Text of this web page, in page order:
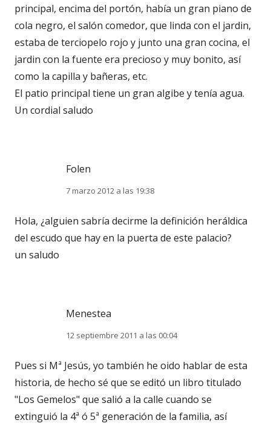
principal, encima del portón, había un gran piano de
cola negro, el salón comedor, que linda con el jardin,
estaba de terciopelo rojo y junto una gran cocina, el
jardin con la fuente era precioso y muy bonito, así
como la capilla y bañeras, etc.
El patio principal tiene un gran algibe y tenía agua.
Un cordial saludo
Folen
7 marzo 2012 a las 19:38
Hola, ¿alguien sabría decirme la definición heráldica
del escudo que hay en la puerta de este palacio?
un saludo
Menestea
12 septiembre 2011 a las 00:04
Pues si Mª Jesús, yo también he oido hablar de esta
historia, de hecho sé que se editó un libro titulado
"Los Gemelos" que salió a la calle cuando se
extinguió la 4ª ó 5ª generación de la familia, así